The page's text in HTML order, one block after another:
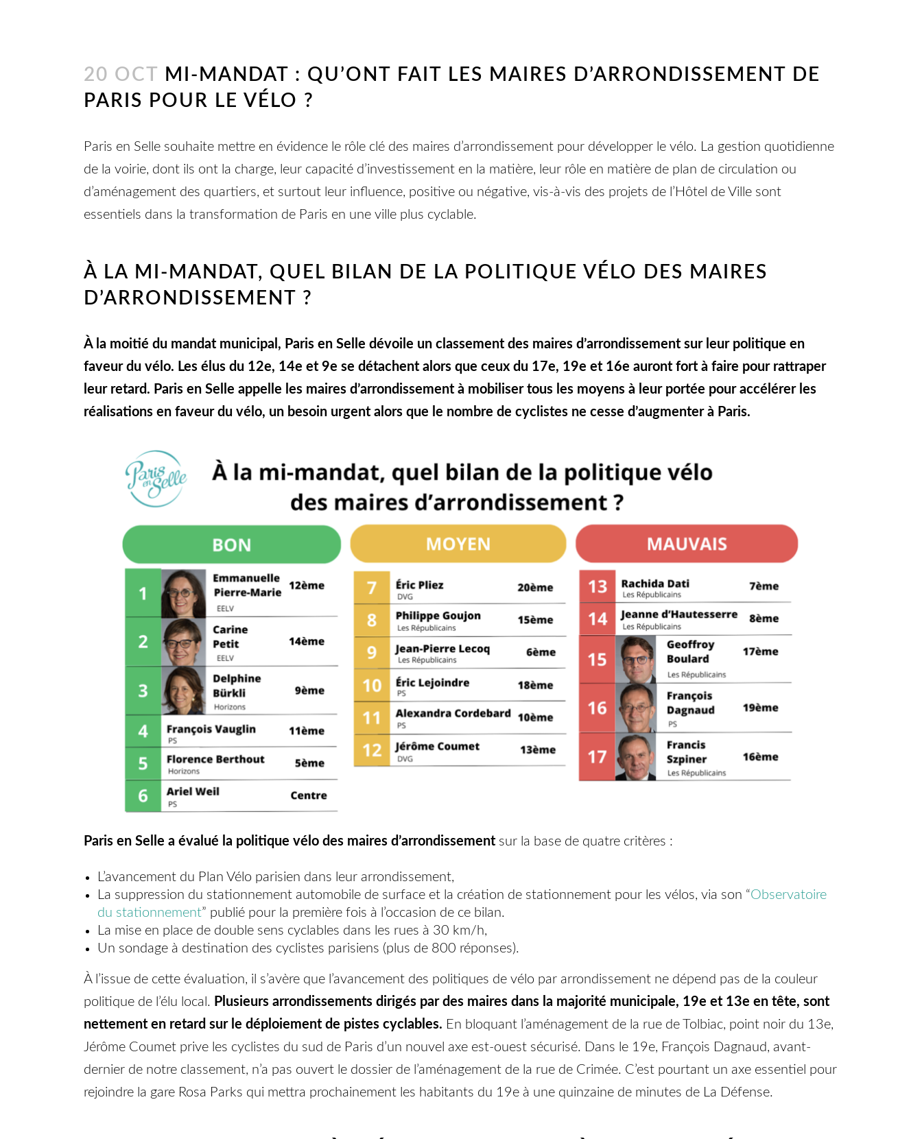
20 OCT MI-MANDAT : QU’ONT FAIT LES MAIRES D’ARRONDISSEMENT DE
PARIS POUR LE VÉLO ?
Paris en Selle souhaite mettre en évidence le rôle clé des maires d’arrondissement pour développer le vélo. La gestion quotidienne
de la voirie, dont ils ont la charge, leur capacité d’investissement en la matière, leur rôle en matière de plan de circulation ou
d’aménagement des quartiers, et surtout leur influence, positive ou négative, vis-à-vis des projets de l’Hôtel de Ville sont
essentiels dans la transformation de Paris en une ville plus cyclable.
À LA MI-MANDAT, QUEL BILAN DE LA POLITIQUE VÉLO DES MAIRES
D’ARRONDISSEMENT ?
À la moitié du mandat municipal, Paris en Selle dévoile un classement des maires d’arrondissement sur leur politique en
faveur du vélo. Les élus du 12e, 14e et 9e se détachent alors que ceux du 17e, 19e et 16e auront fort à faire pour rattraper
leur retard. Paris en Selle appelle les maires d’arrondissement à mobiliser tous les moyens à leur portée pour accélérer les
réalisations en faveur du vélo, un besoin urgent alors que le nombre de cyclistes ne cesse d’augmenter à Paris.
Paris en Selle a évalué la politique vélo des maires d’arrondissement sur la base de quatre critères :
L’avancement du Plan Vélo parisien dans leur arrondissement,
La suppression du stationnement automobile de surface et la création de stationnement pour les vélos, via son “Observatoire
du stationnement” publié pour la première fois à l’occasion de ce bilan.
La mise en place de double sens cyclables dans les rues à 30 km/h,
Un sondage à destination des cyclistes parisiens (plus de 800 réponses).
À l’issue de cette évaluation, il s’avère que l’avancement des politiques de vélo par arrondissement ne dépend pas de la couleur
politique de l’élu local. Plusieurs arrondissements dirigés par des maires dans la majorité municipale, 19e et 13e en tête, sont
nettement en retard sur le déploiement de pistes cyclables. En bloquant l’aménagement de la rue de Tolbiac, point noir du 13e,
Jérôme Coumet prive les cyclistes du sud de Paris d’un nouvel axe est-ouest sécurisé. Dans le 19e, François Dagnaud, avant-
dernier de notre classement, n’a pas ouvert le dossier de l’aménagement de la rue de Crimée. C’est pourtant un axe essentiel pour
rejoindre la gare Rosa Parks qui mettra prochainement les habitants du 19e à une quinzaine de minutes de La Défense.